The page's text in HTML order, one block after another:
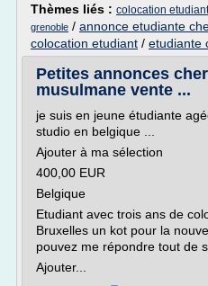
Thèmes liés : colocation
grenoble / annonce etudiante
colocation etudiant / etudiante
Petites annonces
musulmane vente ...
je suis en jeune étudiante
studio en belgique ...
Ajouter à ma sélection
400,00 EUR
Belgique
Etudiant avec trois ans de
Bruxelles un kot pour la
pouvez me répondre tout de
Ajouter...